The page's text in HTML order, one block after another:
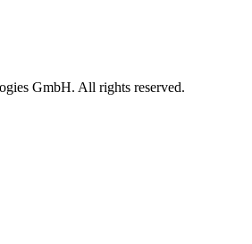
GmbH. All rights reserved.